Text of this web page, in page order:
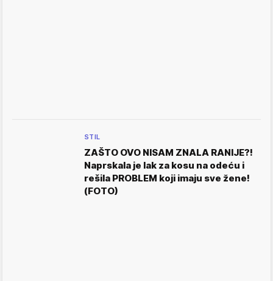
STIL
ZAŠTO OVO NISAM ZNALA RANIJE?!
Naprskala je lak za kosu na odeću i
rešila PROBLEM koji imaju sve žene!
(FOTO)